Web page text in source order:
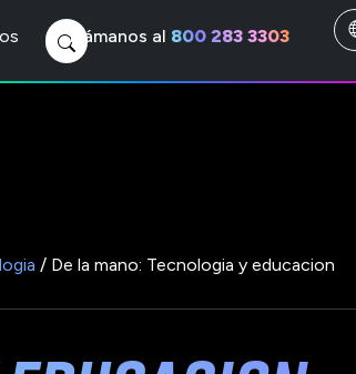
Llámanos al 800 283 3303
/ De la mano: Tecnologia y educacion